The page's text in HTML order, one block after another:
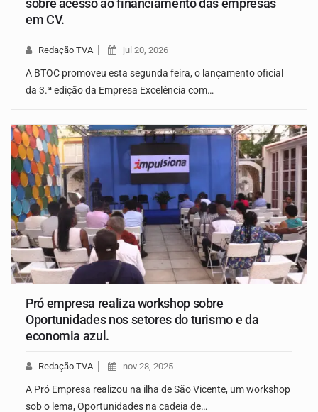
sobre acesso ao financiamento das empresas
em CV.
Redação TVA jul 20, 2026
A BTOC promoveu esta segunda feira, o lançamento oficial
da 3.ª edição da Empresa Excelência com…
Pró empresa realiza workshop sobre
Oportunidades nos setores do turismo e da
economia azul.
Redação TVA nov 28, 2025
A Pró Empresa realizou na ilha de São Vicente, um workshop
sob o lema, Oportunidades na cadeia de…